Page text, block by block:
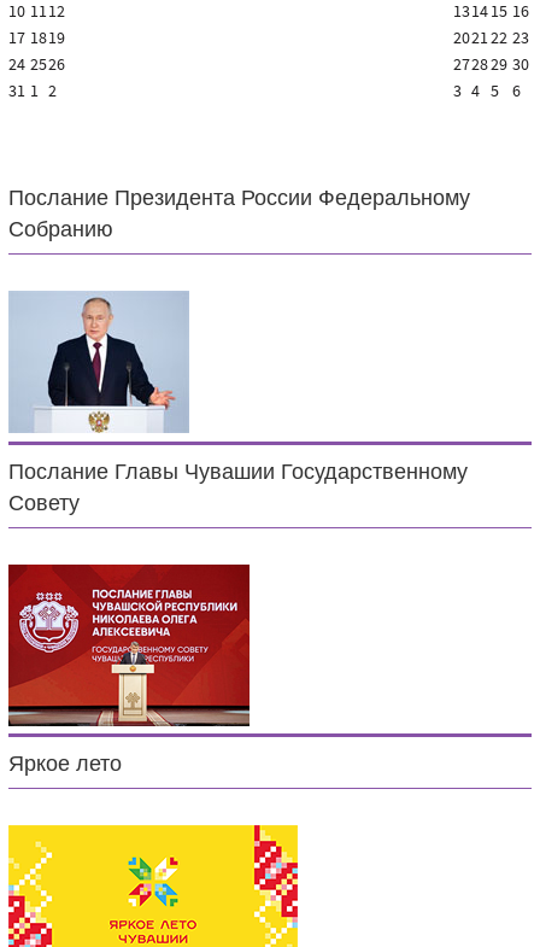
10 1112 131415 16
17 1819 202122 23
24 2526 272829 30
31 1 2 3 4 5 6
Послание Президента России Федеральному
Собранию
Послание Главы Чувашии Государственному
Совету
Яркое лето